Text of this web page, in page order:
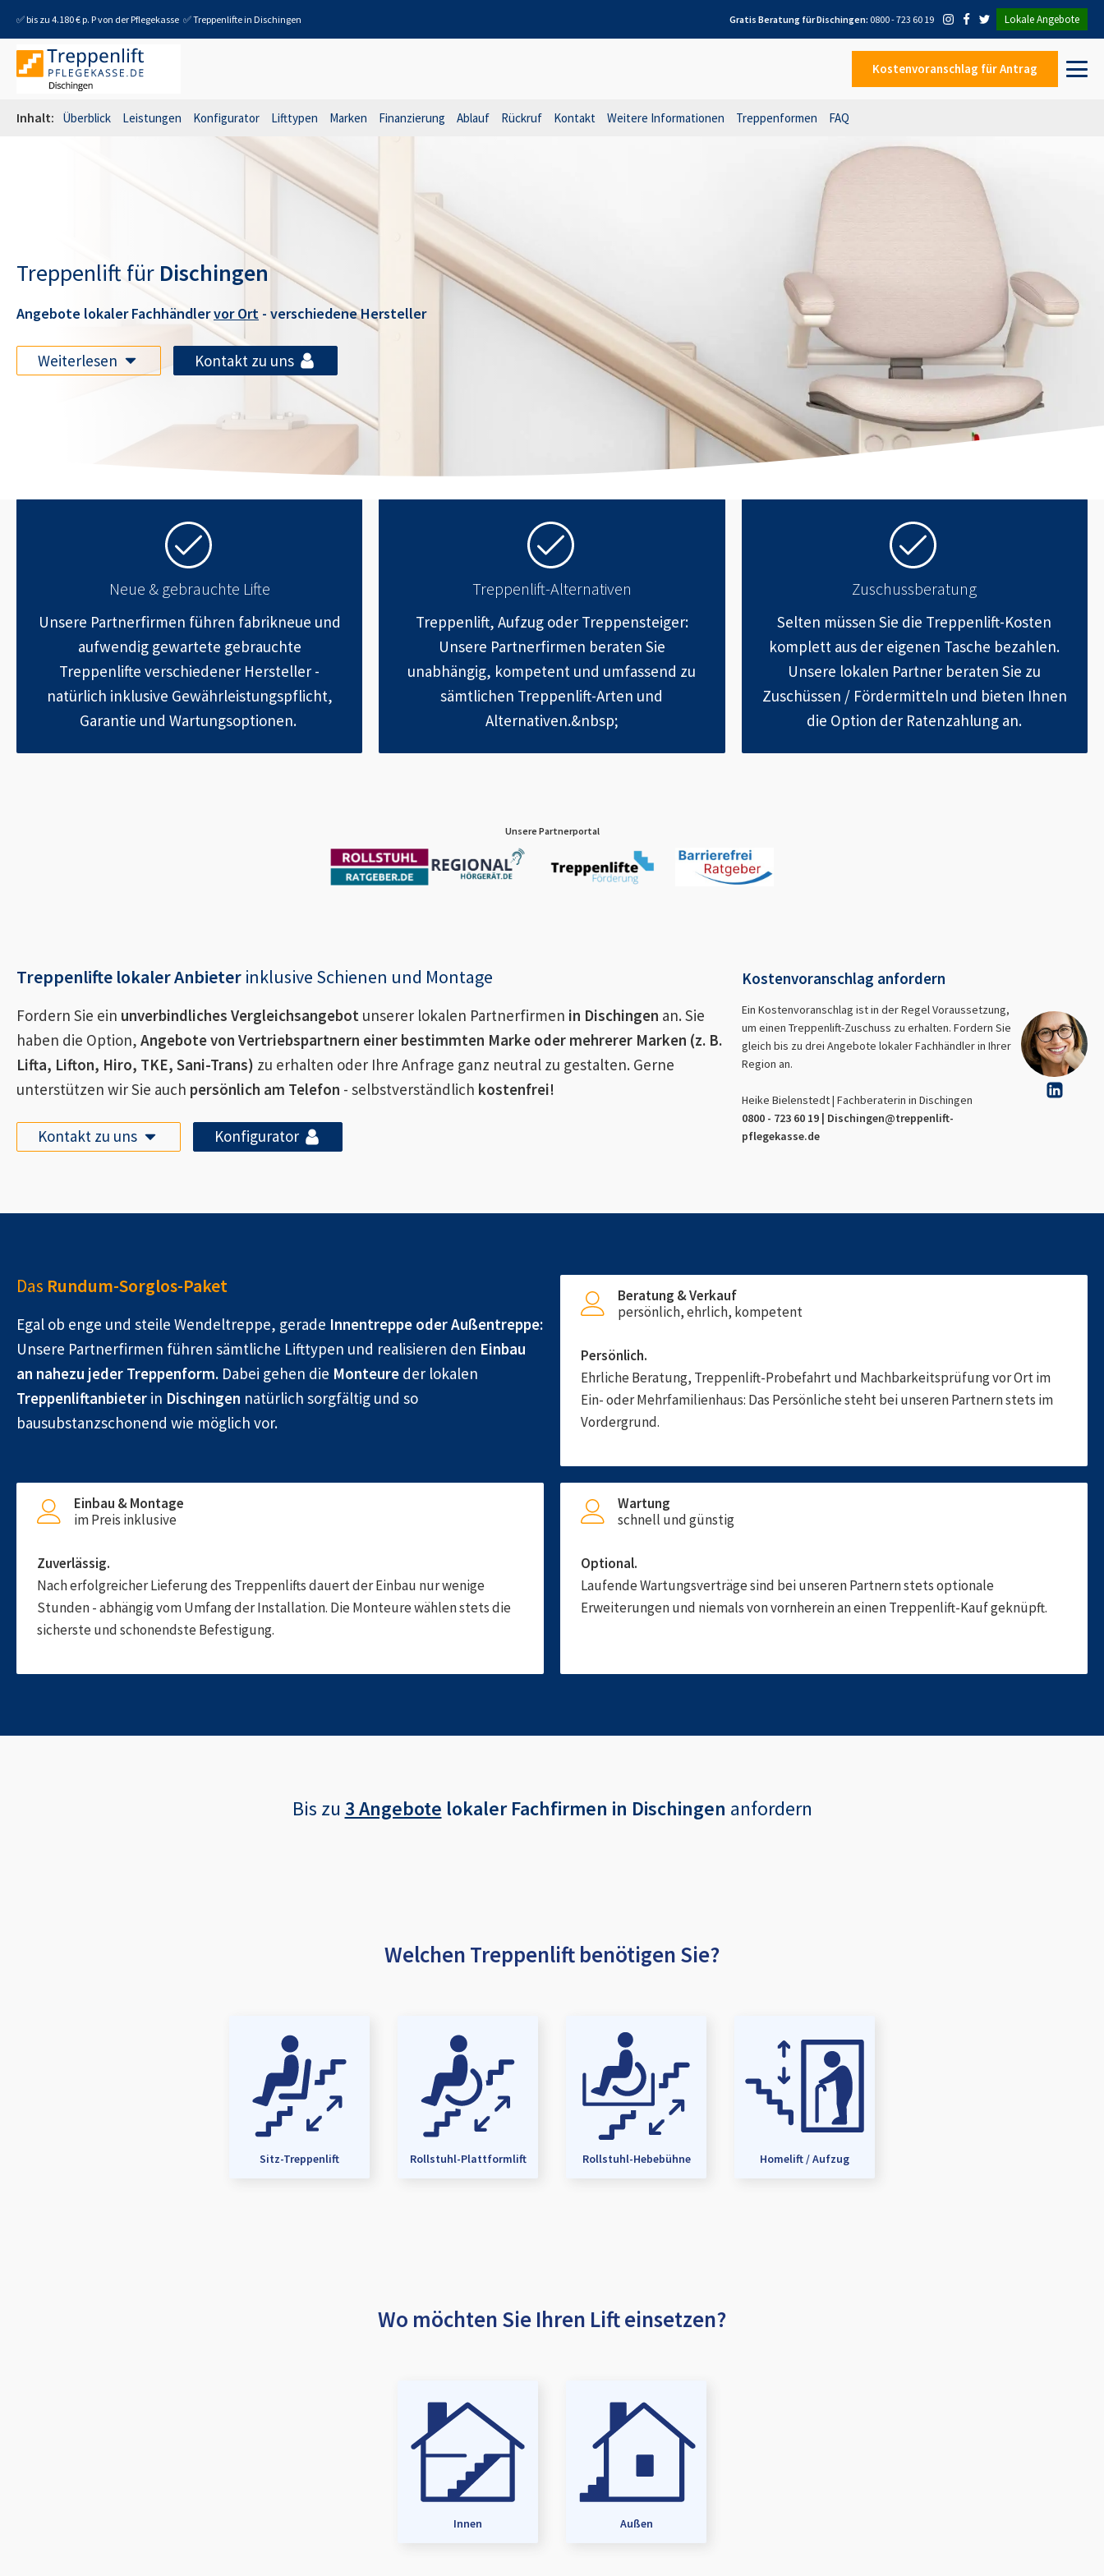
✅ bis zu 4.180 € p. P von der Pflegekasse ✅ Treppenlifte in Dischingen Gratis Beratung fürDischingen: 0800 - 723 60 19 Lokale Angebote
Kostenvoranschlag für Antrag
Inhalt: Überblick Leistungen Konfigurator Lifttypen Marken Finanzierung Ablauf Rückruf Kontakt Weitere Informationen Treppenformen FAQ
Treppenlift für Dischingen
Angebote lokaler Fachhändlervor Ort - verschiedene Hersteller
Weiterlesen Kontakt zu uns
Neue & gebrauchte Lifte
Unsere Partnerfirmen führen fabrikneue und
aufwendig gewartete gebrauchte
Treppenlifte verschiedener Hersteller -
natürlich inklusive Gewährleistungspflicht,
Garantie und Wartungsoptionen.
Treppenlift-Alternativen
Treppenlift, Aufzug oder Treppensteiger:
Unsere Partnerfirmen beraten Sie
unabhängig, kompetent und umfassend zu
sämtlichen Treppenlift-Arten und
Alternativen.&nbsp;
Zuschussberatung
Selten müssen Sie die Treppenlift-Kosten
komplett aus der eigenen Tasche bezahlen.
Unsere lokalen Partner beraten Sie zu
Zuschüssen / Fördermitteln und bieten Ihnen
die Option der Ratenzahlung an.
Unsere Partnerportal
Treppenlifte lokaler Anbieter inklusive Schienen und Montage
Fordern Sie ein unverbindliches Vergleichsangebot unserer lokalen Partnerfirmen in Dischingen an. Sie
haben die Option, Angebote von Vertriebspartnern einer bestimmten Marke oder mehrerer Marken (z. B.
Lifta, Lifton, Hiro, TKE, Sani-Trans) zu erhalten oder Ihre Anfrage ganz neutral zu gestalten. Gerne
unterstützen wir Sie auch persönlich am Telefon - selbstverständlich kostenfrei!
Kontakt zu uns Konfigurator
Kostenvoranschlag anfordern
Ein Kostenvoranschlag ist in der Regel Voraussetzung,
um einen Treppenlift-Zuschuss zu erhalten. Fordern Sie
gleich bis zu drei Angebote lokaler Fachhändler in Ihrer
Region an.
Heike Bielenstedt | Fachberaterin in Dischingen
0800 - 723 60 19 | Dischingen@treppenlift-
pflegekasse.de
Das Rundum-Sorglos-Paket
Egal ob enge und steile Wendeltreppe, gerade Innentreppe oder Außentreppe:
Unsere Partnerfirmen führen sämtliche Lifttypen und realisieren den Einbau
an nahezu jeder Treppenform. Dabei gehen die Monteure der lokalen
Treppenliftanbieter in Dischingen natürlich sorgfältig und so
bausubstanzschonend wie möglich vor.
Beratung & Verkauf
persönlich, ehrlich, kompetent
Persönlich.
Ehrliche Beratung, Treppenlift-Probefahrt und Machbarkeitsprüfung vor Ort im
Ein- oder Mehrfamilienhaus: Das Persönliche steht bei unseren Partnern stets im
Vordergrund.
Einbau & Montage
im Preis inklusive
Zuverlässig.
Nach erfolgreicher Lieferung des Treppenlifts dauert der Einbau nur wenige
Stunden - abhängig vom Umfang der Installation. Die Monteure wählen stets die
sicherste und schonendste Befestigung.
Wartung
schnell und günstig
Optional.
Laufende Wartungsverträge sind bei unseren Partnern stets optionale
Erweiterungen und niemals von vornherein an einen Treppenlift-Kauf geknüpft.
Bis zu 3 Angebote lokaler Fachfirmen in Dischingen anfordern
Welchen Treppenlift benötigen Sie?
Sitz-Treppenlift Rollstuhl-Plattformlift Rollstuhl-Hebebühne Homelift / Aufzug
Wo möchten Sie Ihren Lift einsetzen?
Innen Außen